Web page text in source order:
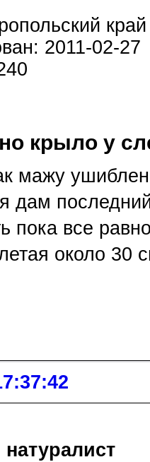
край
2011-02-27
крыло у
мажу
дам
пока все
около